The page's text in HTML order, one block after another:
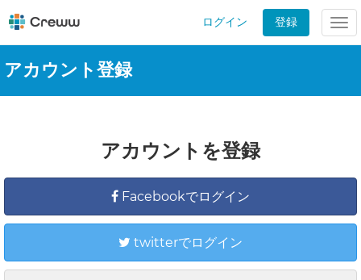
ログイン 登録
アカウント登録
アカウントを登録
Facebookでログイン
twitterでログイン